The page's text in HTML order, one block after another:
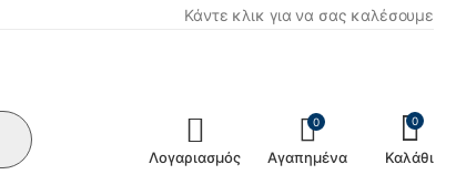
Κάντε κλικ για να σας καλέσουμε
Λογαριασμός
0
Αγαπημένα
0
Καλάθι